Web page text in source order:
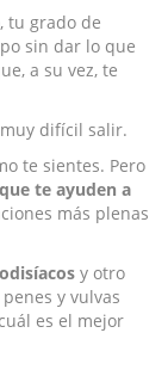
tu grado de
sin dar lo que
a su vez, te
difícil salir.
te sientes. Pero
te ayuden a
más plenas
y otro
y vulvas
es el mejor